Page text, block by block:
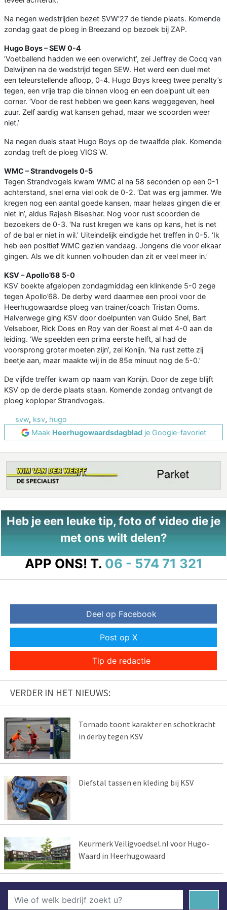
Na negen wedstrijden bezet SVW’27 de tiende plaats. Komende
zondag gaat de ploeg in Breezand op bezoek bij ZAP.
Hugo Boys – SEW 0-4
‘Voetballend hadden we een overwicht’, zei Jeffrey de Cocq van
Delwijnen na de wedstrijd tegen SEW. Het werd een duel met
een teleurstellende afloop, 0-4. Hugo Boys kreeg twee penalty’s
tegen, een vrije trap die binnen vloog en een doelpunt uit een
corner. ‘Voor de rest hebben we geen kans weggegeven, heel
zuur. Zelf aardig wat kansen gehad, maar we scoorden weer
niet.’
Na negen duels staat Hugo Boys op de twaalfde plek. Komende
zondag treft de ploeg VIOS W.
WMC – Strandvogels 0-5
Tegen Strandvogels kwam WMC al na 58 seconden op een 0-1
achterstand, snel erna viel ook de 0-2. ‘Dat was erg jammer. We
kregen nog een aantal goede kansen, maar helaas gingen die er
niet in’, aldus Rajesh Biseshar. Nog voor rust scoorden de
bezoekers de 0-3. ‘Na rust kregen we kans op kans, het is net
of de bal er niet in wil.’ Uiteindelijk eindigde het treffen in 0-5. ‘Ik
heb een positief WMC gezien vandaag. Jongens die voor elkaar
gingen. Als we dit kunnen volhouden dan zit er veel meer in.’
KSV – Apollo’68 5-0
KSV boekte afgelopen zondagmiddag een klinkende 5-0 zege
tegen Apollo’68. De derby werd daarmee een prooi voor de
Heerhugowaardse ploeg van trainer/coach Tristan Ooms.
Halverwege ging KSV door doelpunten van Guido Snel, Bart
Velseboer, Rick Does en Roy van der Roest al met 4-0 aan de
leiding. ‘We speelden een prima eerste helft, al had de
voorsprong groter moeten zijn’, zei Konijn. ‘Na rust zette zij
beetje aan, maar maakte wij in de 85e minuut nog de 5-0.’
De vijfde treffer kwam op naam van Konijn. Door de zege blijft
KSV op de derde plaats staan. Komende zondag ontvangt de
ploeg koploper Strandvogels.
svw, ksv, hugo
Maak Heerhugowaardsdagbladje Google-favoriet
Heb je een leuke tip, foto of video die je
met ons wilt delen?
APP ONS! T. 06 - 574 71 321
Deel op Facebook
Post op X
Tip de redactie
VERDER IN HET NIEUWS:
Tornado toont karakter en schotkracht
in derby tegen KSV
Diefstal tassen en kleding bij KSV
Keurmerk Veiligvoedsel.nl voor Hugo-
Waard in Heerhugowaard